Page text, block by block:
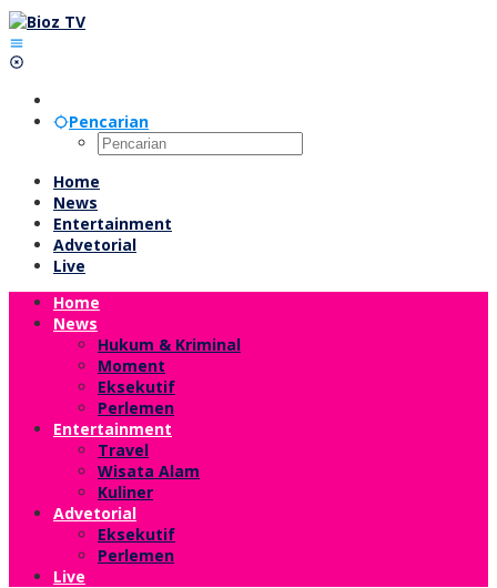
Lewati
ke
konten
Pencarian
Home
News
Entertainment
Advetorial
Live
Home
News
Hukum & Kriminal
Moment
Eksekutif
Perlemen
Entertainment
Travel
Wisata Alam
Kuliner
Advetorial
Eksekutif
Perlemen
Live